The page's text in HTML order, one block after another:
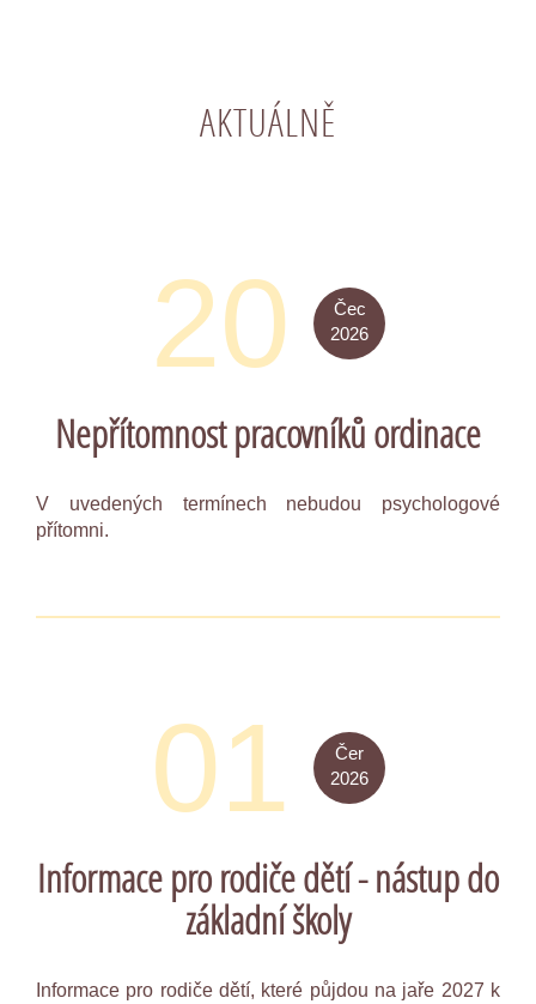
AKTUÁLNĚ
20
Čec
2026
Nepřítomnost pracovníků ordinace
V uvedených termínech nebudou psychologové
přítomni.
01
Čer
2026
Informace pro rodiče dětí - nástup do
základní školy
Informace pro rodiče dětí, které půjdou na jaře 2027 k